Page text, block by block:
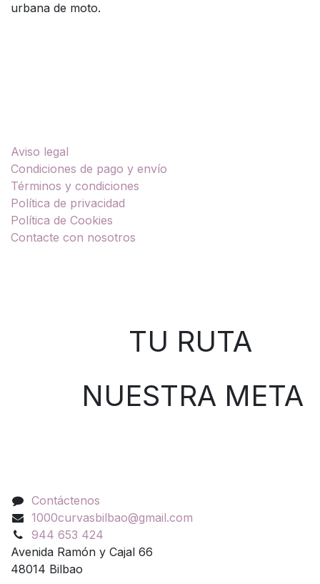
urbana de moto.
Aviso legal
Condiciones de pago y envío
Términos y condiciones
Política de privacidad
Política de Cookies
Contacte con nosotros
TU RUTA
NUESTRA META
Contáctenos
1000curvasbilbao@gmail.com
944 653 424
Avenida Ramón y Cajal 66
48014 Bilbao